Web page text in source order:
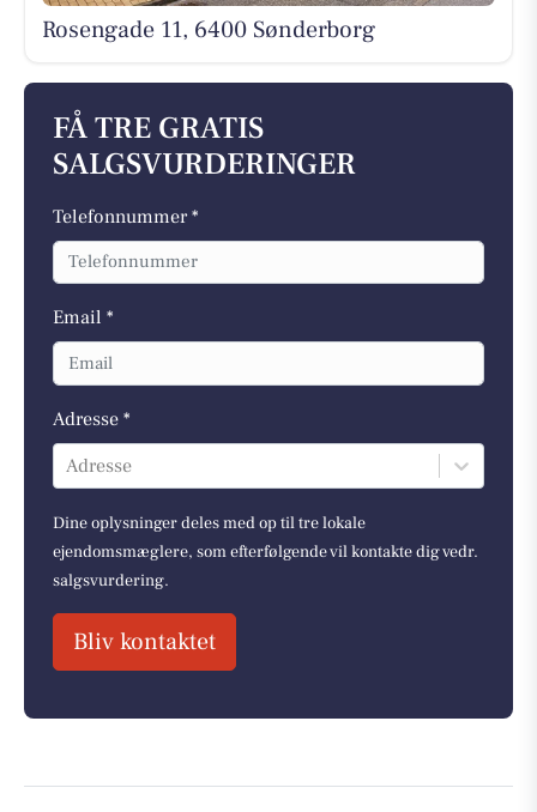
Rosengade 11, 6400 Sønderborg
FÅ TRE GRATIS
SALGSVURDERINGER
Telefonnummer *
Email *
Adresse *
Adresse
Dine oplysninger deles med op til tre lokale
ejendomsmæglere, som efterfølgende vil kontakte dig vedr.
salgsvurdering.
Bliv kontaktet